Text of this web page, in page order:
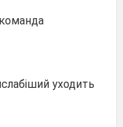
уходить